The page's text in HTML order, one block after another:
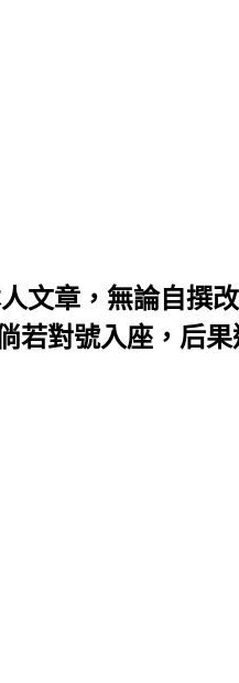
文章，無論自
若對號入座，后果